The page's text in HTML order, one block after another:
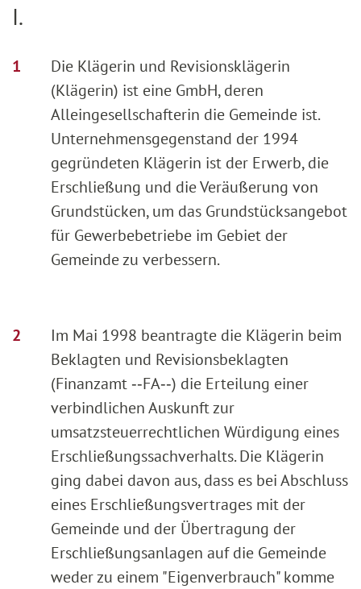
I.
Die Klägerin und Revisionsklägerin
(Klägerin) ist eine GmbH, deren
Alleingesellschafterin die Gemeinde ist.
Unternehmensgegenstand der 1994
gegründeten Klägerin ist der Erwerb, die
Erschließung und die Veräußerung von
Grundstücken, um das Grundstücksangebot
für Gewerbebetriebe im Gebiet der
Gemeinde zu verbessern.
Im Mai 1998 beantragte die Klägerin beim
Beklagten und Revisionsbeklagten
(Finanzamt ‑‑FA‑‑) die Erteilung einer
verbindlichen Auskunft zur
umsatzsteuerrechtlichen Würdigung eines
Erschließungssachverhalts. Die Klägerin
ging dabei davon aus, dass es bei Abschluss
eines Erschließungsvertrages mit der
Gemeinde und der Übertragung der
Erschließungsanlagen auf die Gemeinde
weder zu einem "Eigenverbrauch" komme